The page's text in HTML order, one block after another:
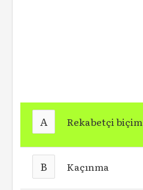
A Rekabetçi biçim
B Kaçınma